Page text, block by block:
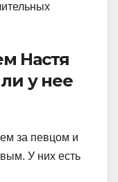
Настя
у нее
за певцом и
У них есть